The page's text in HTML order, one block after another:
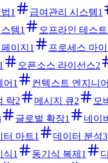
1 급여관리 시스템1
템1 오프라인 테스트
이지 1 프로세스 마
1 오픈소스 라이선스2
어 1 컨텍스트 엔지니
락2 메시지 큐2 모
글로벌 확장1 네이
터 마트1 데이터 분석
식1 동기식 복제 1